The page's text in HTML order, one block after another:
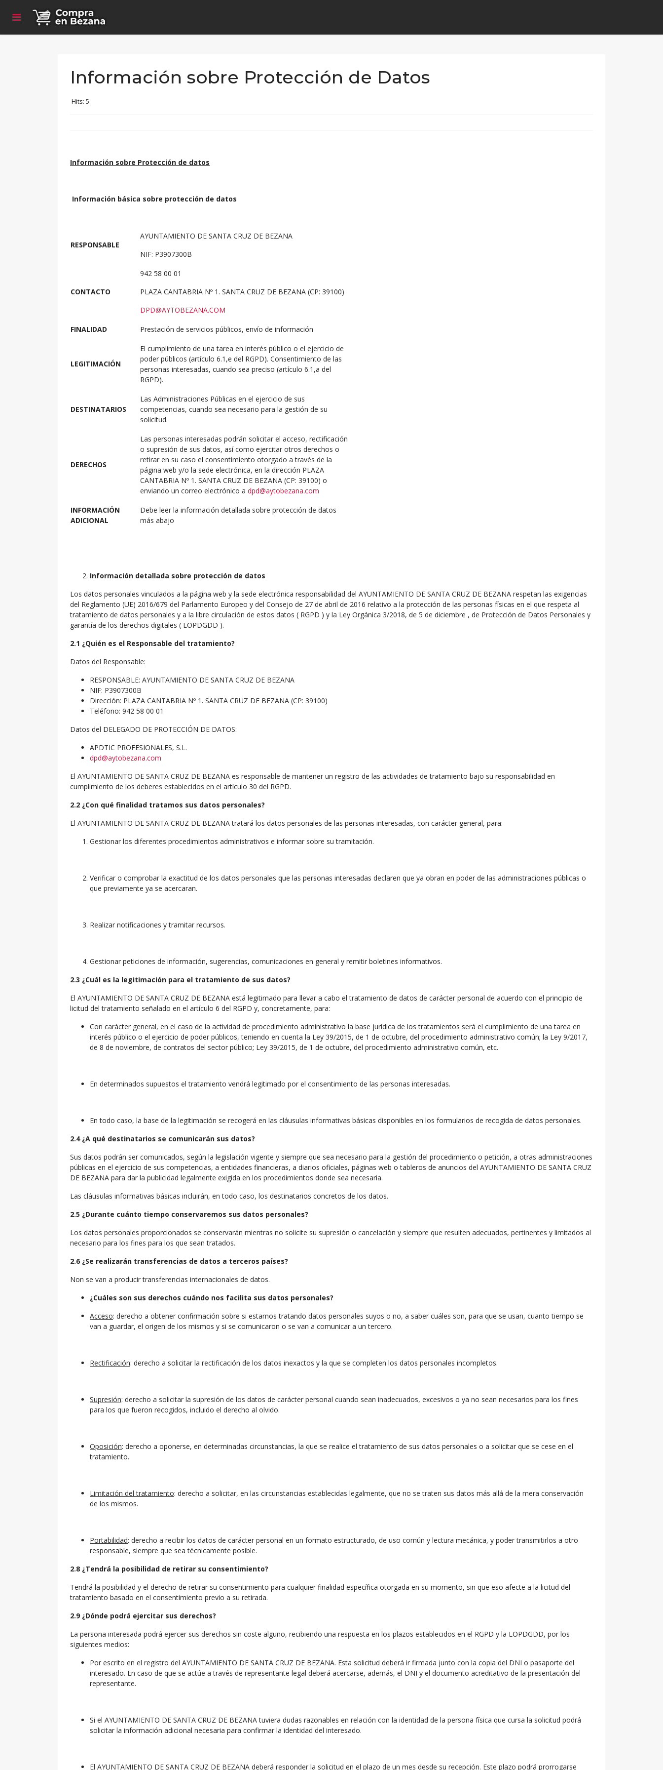
Información sobre Protección de Datos
Hits: 5
Información sobre Protección de datos
Información básica sobre protección de datos
RESPONSABLE
AYUNTAMIENTO DE SANTA CRUZ DE BEZANA
NIF: P3907300B
CONTACTO
942 58 00 01
PLAZA CANTABRIA Nº 1. SANTA CRUZ DE BEZANA (CP: 39100)
DPD@AYTOBEZANA.COM
FINALIDAD Prestación de servicios públicos, envío de información
LEGITIMACIÓN
El cumplimiento de una tarea en interés público o el ejercicio de
poder públicos (artículo 6.1,e del RGPD). Consentimiento de las
personas interesadas, cuando sea preciso (artículo 6.1,a del
RGPD).
DESTINATARIOS
Las Administraciones Públicas en el ejercicio de sus
competencias, cuando sea necesario para la gestión de su
solicitud.
DERECHOS
Las personas interesadas podrán solicitar el acceso, rectificación
o supresión de sus datos, así como ejercitar otros derechos o
retirar en su caso el consentimiento otorgado a través de la
página web y/o la sede electrónica, en la dirección PLAZA
CANTABRIA Nº 1. SANTA CRUZ DE BEZANA (CP: 39100) o
enviando un correo electrónico a dpd@aytobezana.com
INFORMACIÓN
ADICIONAL
Debe leer la información detallada sobre protección de datos
más abajo
Información detallada sobre protección de datos
Los datos personales vinculados a la página web y la sede electrónica responsabilidad del AYUNTAMIENTO DE SANTA CRUZ DE BEZANA respetan las exigencias
del Reglamento (UE) 2016/679 del Parlamento Europeo y del Consejo de 27 de abril de 2016 relativo a la protección de las personas físicas en el que respeta al
tratamiento de datos personales y a la libre circulación de estos datos ( RGPD ) y la Ley Orgánica 3/2018, de 5 de diciembre , de Protección de Datos Personales y
garantía de los derechos digitales ( LOPDGDD ).
2.1 ¿Quién es el Responsable del tratamiento?
Datos del Responsable:
RESPONSABLE: AYUNTAMIENTO DE SANTA CRUZ DE BEZANA
NIF: P3907300B
Dirección: PLAZA CANTABRIA Nº 1. SANTA CRUZ DE BEZANA (CP: 39100)
Teléfono: 942 58 00 01
Datos del DELEGADO DE PROTECCIÓN DE DATOS:
APDTIC PROFESIONALES, S.L.
dpd@aytobezana.com
El AYUNTAMIENTO DE SANTA CRUZ DE BEZANA es responsable de mantener un registro de las actividades de tratamiento bajo su responsabilidad en
cumplimiento de los deberes establecidos en el artículo 30 del RGPD.
2.2 ¿Con qué finalidad tratamos sus datos personales?
El AYUNTAMIENTO DE SANTA CRUZ DE BEZANA tratará los datos personales de las personas interesadas, con carácter general, para:
Gestionar los diferentes procedimientos administrativos e informar sobre su tramitación.
Verificar o comprobar la exactitud de los datos personales que las personas interesadas declaren que ya obran en poder de las administraciones públicas o
que previamente ya se acercaran.
Realizar notificaciones y tramitar recursos.
Gestionar peticiones de información, sugerencias, comunicaciones en general y remitir boletines informativos.
2.3 ¿Cuál es la legitimación para el tratamiento de sus datos?
El AYUNTAMIENTO DE SANTA CRUZ DE BEZANA está legitimado para llevar a cabo el tratamiento de datos de carácter personal de acuerdo con el principio de
licitud del tratamiento señalado en el artículo 6 del RGPD y, concretamente, para:
Con carácter general, en el caso de la actividad de procedimiento administrativo la base jurídica de los tratamientos será el cumplimiento de una tarea en
interés público o el ejercicio de poder públicos, teniendo en cuenta la Ley 39/2015, de 1 de octubre, del procedimiento administrativo común; la Ley 9/2017,
de 8 de noviembre, de contratos del sector público; Ley 39/2015, de 1 de octubre, del procedimiento administrativo común, etc.
En determinados supuestos el tratamiento vendrá legitimado por el consentimiento de las personas interesadas.
En todo caso, la base de la legitimación se recogerá en las cláusulas informativas básicas disponibles en los formularios de recogida de datos personales.
2.4 ¿A qué destinatarios se comunicarán sus datos?
Sus datos podrán ser comunicados, según la legislación vigente y siempre que sea necesario para la gestión del procedimiento o petición, a otras administraciones
públicas en el ejercicio de sus competencias, a entidades financieras, a diarios oficiales, páginas web o tableros de anuncios del AYUNTAMIENTO DE SANTA CRUZ
DE BEZANA para dar la publicidad legalmente exigida en los procedimientos donde sea necesaria.
Las cláusulas informativas básicas incluirán, en todo caso, los destinatarios concretos de los datos.
2.5 ¿Durante cuánto tiempo conservaremos sus datos personales?
Los datos personales proporcionados se conservarán mientras no solicite su supresión o cancelación y siempre que resulten adecuados, pertinentes y limitados al
necesario para los fines para los que sean tratados.
2.6 ¿Se realizarán transferencias de datos a terceros países?
Non se van a producir transferencias internacionales de datos.
¿Cuáles son sus derechos cuándo nos facilita sus datos personales?
Acceso: derecho a obtener confirmación sobre si estamos tratando datos personales suyos o no, a saber cuáles son, para que se usan, cuanto tiempo se
van a guardar, el origen de los mismos y si se comunicaron o se van a comunicar a un tercero.
Rectificación: derecho a solicitar la rectificación de los datos inexactos y la que se completen los datos personales incompletos.
Supresión: derecho a solicitar la supresión de los datos de carácter personal cuando sean inadecuados, excesivos o ya no sean necesarios para los fines
para los que fueron recogidos, incluido el derecho al olvido.
Oposición: derecho a oponerse, en determinadas circunstancias, la que se realice el tratamiento de sus datos personales o a solicitar que se cese en el
tratamiento.
Limitación del tratamiento: derecho a solicitar, en las circunstancias establecidas legalmente, que no se traten sus datos más allá de la mera conservación
de los mismos.
Portabilidad: derecho a recibir los datos de carácter personal en un formato estructurado, de uso común y lectura mecánica, y poder transmitirlos a otro
responsable, siempre que sea técnicamente posible.
2.8 ¿Tendrá la posibilidad de retirar su consentimiento?
Tendrá la posibilidad y el derecho de retirar su consentimiento para cualquier finalidad específica otorgada en su momento, sin que eso afecte a la licitud del
tratamiento basado en el consentimiento previo a su retirada.
2.9 ¿Dónde podrá ejercitar sus derechos?
La persona interesada podrá ejercer sus derechos sin coste alguno, recibiendo una respuesta en los plazos establecidos en el RGPD y la LOPDGDD, por los
siguientes medios:
Por escrito en el registro del AYUNTAMIENTO DE SANTA CRUZ DE BEZANA. Esta solicitud deberá ir firmada junto con la copia del DNI o pasaporte del
interesado. En caso de que se actúe a través de representante legal deberá acercarse, además, el DNI y el documento acreditativo de la presentación del
representante.
Si el AYUNTAMIENTO DE SANTA CRUZ DE BEZANA tuviera dudas razonables en relación con la identidad de la persona física que cursa la solicitud podrá
solicitar la información adicional necesaria para confirmar la identidad del interesado.
El AYUNTAMIENTO DE SANTA CRUZ DE BEZANA deberá responder la solicitud en el plazo de un mes desde su recepción. Este plazo podrá prorrogarse